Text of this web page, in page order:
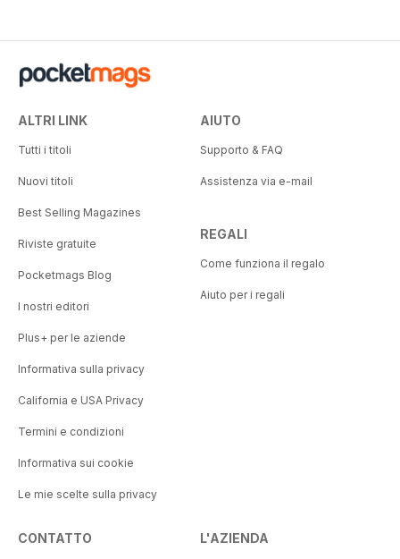
ALTRI LINK
Tutti i titoli
Nuovi titoli
Best Selling Magazines
Riviste gratuite
Pocketmags Blog
I nostri editori
Plus+ per le aziende
Informativa sulla privacy
California e USA Privacy
Termini e condizioni
Informativa sui cookie
Le mie scelte sulla privacy
AIUTO
Supporto & FAQ
Assistenza via e-mail
REGALI
Come funziona il regalo
Aiuto per i regali
CONTATTO L'AZIENDA